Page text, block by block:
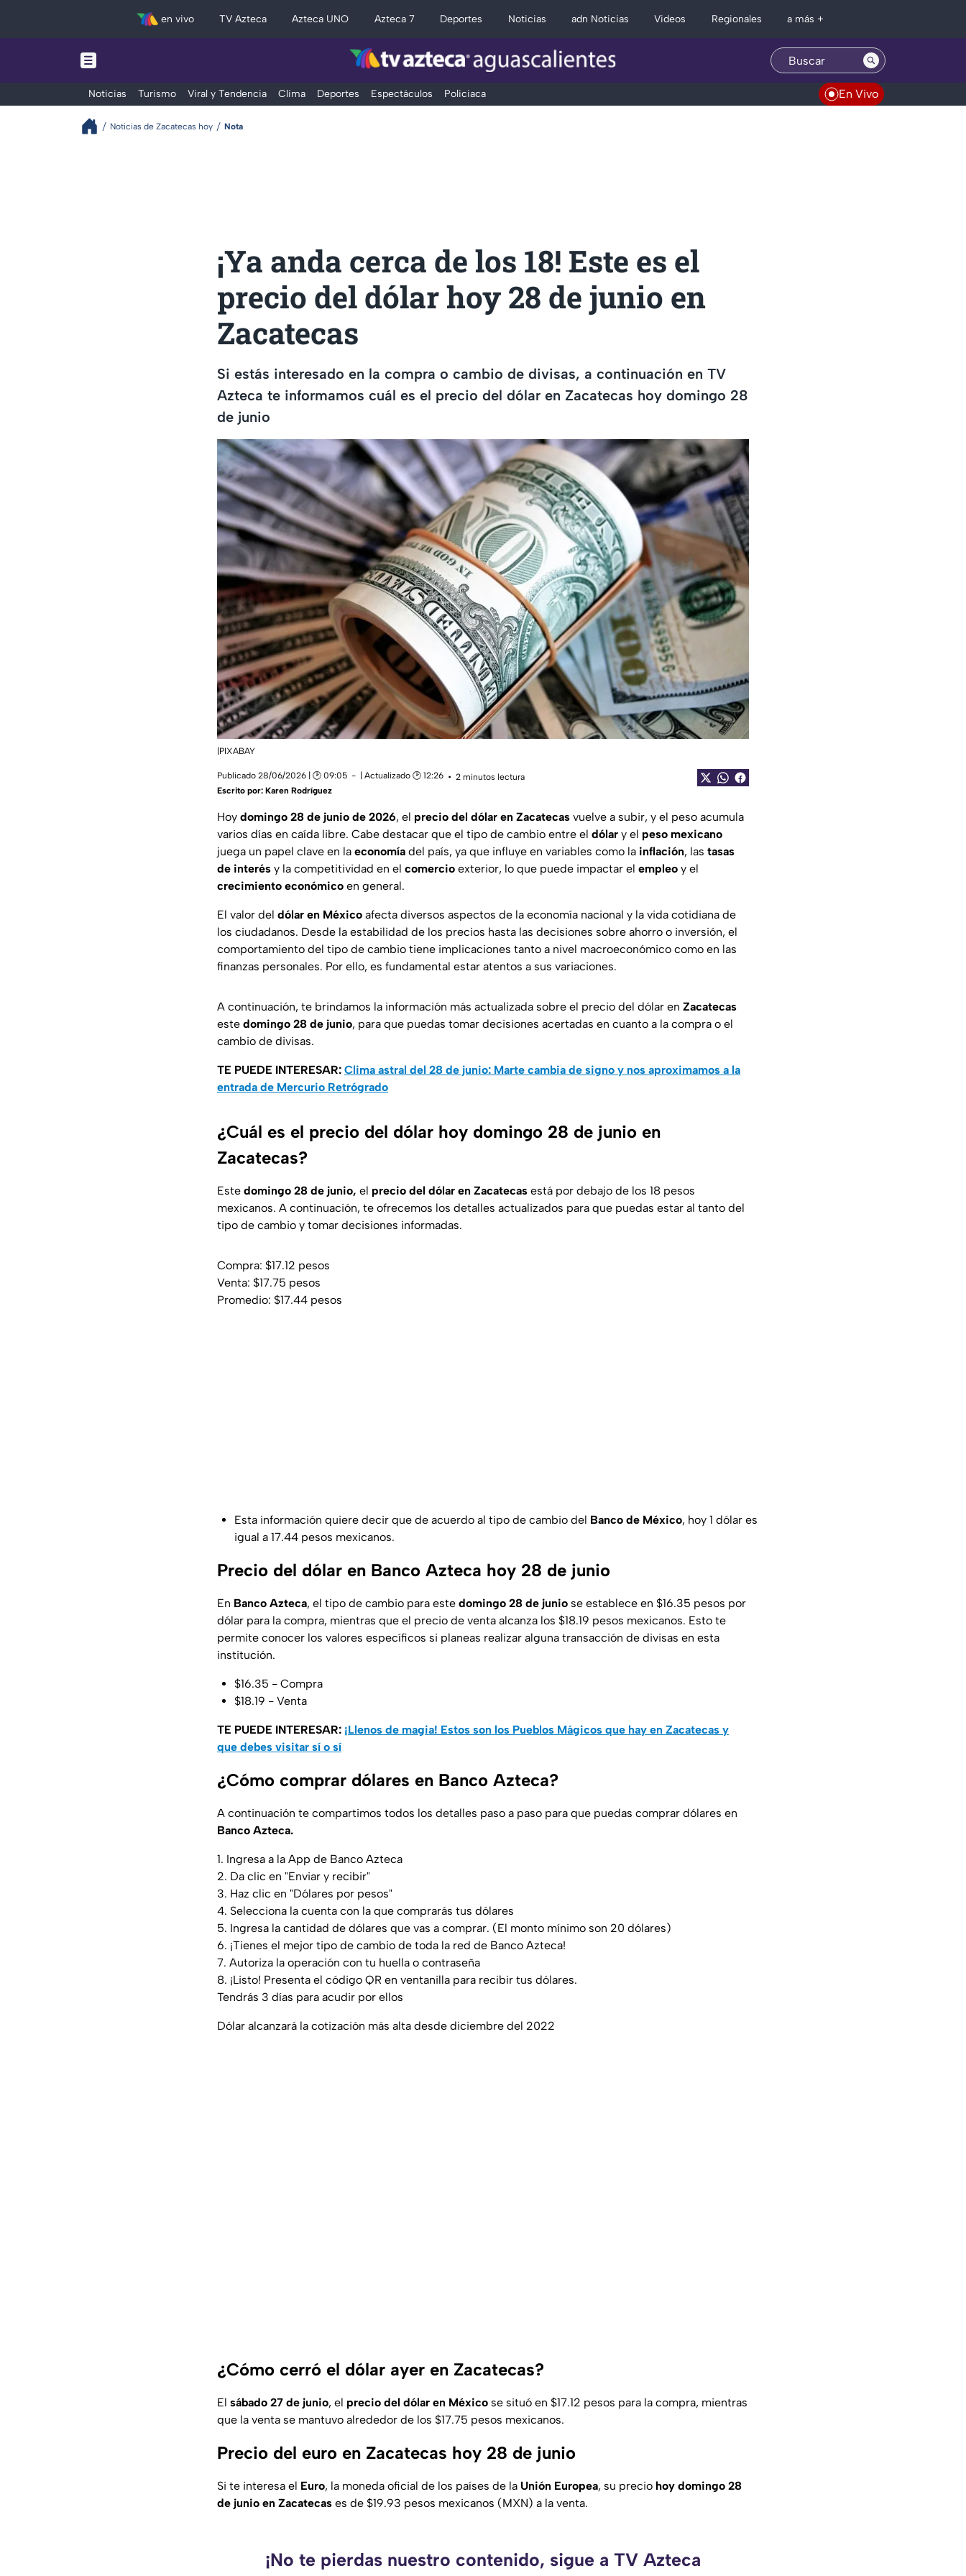
en vivo TV Azteca Azteca UNO Azteca 7 Deportes Noticias adn Noticias Videos Regionales a más +
Noticias Turismo Viral y Tendencia Clima Deportes Espectáculos Policiaca En Vivo
Noticias de Zacatecas hoy Nota
¡Ya anda cerca de los 18! Este es el
precio del dólar hoy 28 de junio en
Zacatecas
Si estás interesado en la compra o cambio de divisas, a continuación en TV
Azteca te informamos cuál es el precio del dólar en Zacatecas hoy domingo 28
de junio
|PIXABAY
Publicado 28/06/2026 | 🕑 09:05 | Actualizado 🕑 12:26
2 minutos lectura
Escrito por: Karen Rodríguez
Hoy domingo 28 de junio de 2026, el precio del dólar en Zacatecas vuelve a subir, y el peso acumula
varios días en caída libre. Cabe destacar que el tipo de cambio entre el dólar y el peso mexicano
juega un papel clave en la economía del país, ya que influye en variables como la inflación, las tasas
de interés y la competitividad en el comercio exterior, lo que puede impactar el empleo y el
crecimiento económico en general.
El valor del dólar en México afecta diversos aspectos de la economía nacional y la vida cotidiana de
los ciudadanos. Desde la estabilidad de los precios hasta las decisiones sobre ahorro o inversión, el
comportamiento del tipo de cambio tiene implicaciones tanto a nivel macroeconómico como en las
finanzas personales. Por ello, es fundamental estar atentos a sus variaciones.
A continuación, te brindamos la información más actualizada sobre el precio del dólar en Zacatecas
este domingo 28 de junio, para que puedas tomar decisiones acertadas en cuanto a la compra o el
cambio de divisas.
TE PUEDE INTERESAR: Clima astral del 28 de junio: Marte cambia de signo y nos aproximamos a la
entrada de Mercurio Retrógrado
¿Cuál es el precio del dólar hoy domingo 28 de junio en
Zacatecas?
Este domingo 28 de junio, el precio del dólar en Zacatecas está por debajo de los 18 pesos
mexicanos. A continuación, te ofrecemos los detalles actualizados para que puedas estar al tanto del
tipo de cambio y tomar decisiones informadas.
Compra: $17.12 pesos
Venta: $17.75 pesos
Promedio: $17.44 pesos
Esta información quiere decir que de acuerdo al tipo de cambio del Banco de México, hoy 1 dólar es
igual a 17.44 pesos mexicanos.
Precio del dólar en Banco Azteca hoy 28 de junio
En Banco Azteca, el tipo de cambio para este domingo 28 de junio se establece en $16.35 pesos por
dólar para la compra, mientras que el precio de venta alcanza los $18.19 pesos mexicanos. Esto te
permite conocer los valores específicos si planeas realizar alguna transacción de divisas en esta
institución.
$16.35 - Compra
$18.19 - Venta
TE PUEDE INTERESAR: ¡Llenos de magia! Estos son los Pueblos Mágicos que hay en Zacatecas y
que debes visitar sí o sí
¿Cómo comprar dólares en Banco Azteca?
A continuación te compartimos todos los detalles paso a paso para que puedas comprar dólares en
Banco Azteca.
1. Ingresa a la App de Banco Azteca
2. Da clic en "Enviar y recibir"
3. Haz clic en "Dólares por pesos"
4. Selecciona la cuenta con la que comprarás tus dólares
5. Ingresa la cantidad de dólares que vas a comprar. (El monto mínimo son 20 dólares)
6. ¡Tienes el mejor tipo de cambio de toda la red de Banco Azteca!
7. Autoriza la operación con tu huella o contraseña
8. ¡Listo! Presenta el código QR en ventanilla para recibir tus dólares.
Tendrás 3 días para acudir por ellos
Dólar alcanzará la cotización más alta desde diciembre del 2022
¿Cómo cerró el dólar ayer en Zacatecas?
El sábado 27 de junio, el precio del dólar en México se situó en $17.12 pesos para la compra, mientras
que la venta se mantuvo alrededor de los $17.75 pesos mexicanos.
Precio del euro en Zacatecas hoy 28 de junio
Si te interesa el Euro, la moneda oficial de los países de la Unión Europea, su precio hoy domingo 28
de junio en Zacatecas es de $19.93 pesos mexicanos (MXN) a la venta.
¡No te pierdas nuestro contenido, sigue a TV Azteca